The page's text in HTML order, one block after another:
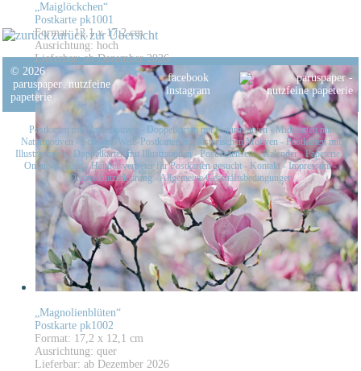
„Maiglöckchen“
Postkarte pk1001
Format: 12,1 x 17,2 cm
Ausrichtung: hoch
Lieferbar: ab Dezember 2026
„Magnolienblüten“
Postkarte pk1002
Format: 17,2 x 12,1 cm
Ausrichtung: quer
Lieferbar: ab Dezember 2026
zurück zur Übersicht
© 2026
paruspaper. nutzfeine
papeterie
facebook
instagram
Postkarten mit Naturmotiven - Doppelkarten mit Naturmotiven- Midikarten mit
Naturmotiven - Schwarz-Weiß-Postkarten mit historischen Motiven- Postkarten mit
Illustrationen - Doppelkarten mit Illustrationen-Postkartensets-Kalender-Papeterie -
Online-Katalog-Handelsvertreter für Postkarten gesucht - Kontakt-Impressum-
Datenschutzerklärung - Allgemeine Geschäftsbedingungen